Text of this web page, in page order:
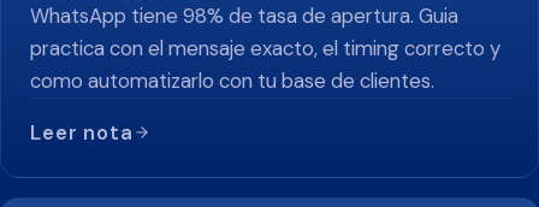
WhatsApp tiene 98% de tasa de apertura. Guia
practica con el mensaje exacto, el timing correcto y
como automatizarlo con tu base de clientes.
Leer nota